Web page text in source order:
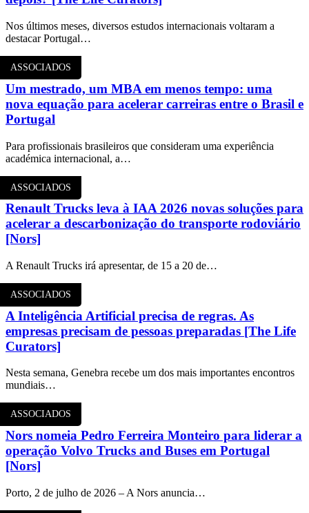
Nos últimos meses, diversos estudos internacionais voltaram a
destacar Portugal…
ASSOCIADOS
Um mestrado, um MBA em menos tempo: uma
nova equação para acelerar carreiras entre o Brasil e
Portugal
Para profissionais brasileiros que consideram uma experiência
académica internacional, a…
ASSOCIADOS
Renault Trucks leva à IAA 2026 novas soluções para
acelerar a descarbonização do transporte rodoviário
[Nors]
A Renault Trucks irá apresentar, de 15 a 20 de…
ASSOCIADOS
A Inteligência Artificial precisa de regras. As
empresas precisam de pessoas preparadas [The Life
Curators]
Nesta semana, Genebra recebe um dos mais importantes encontros
mundiais…
ASSOCIADOS
Nors nomeia Pedro Ferreira Monteiro para liderar a
operação Volvo Trucks and Buses em Portugal
[Nors]
Porto, 2 de julho de 2026 – A Nors anuncia…